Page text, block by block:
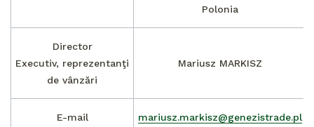
Polonia
Director
Executiv, reprezentanţi
de vânzări
Mariusz MARKISZ
E-mail mariusz.markisz@genezistrade.pl